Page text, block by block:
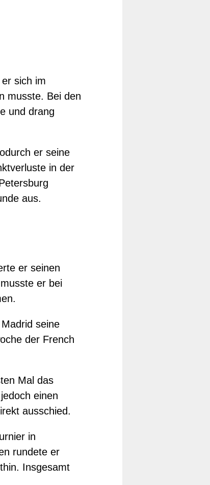
sich im
musste. Bei den
und drang
er seine
in der
aus.
er seinen
er bei
seine
der French
Mal das
einen
ausschied.
in
rundete er
Insgesamt